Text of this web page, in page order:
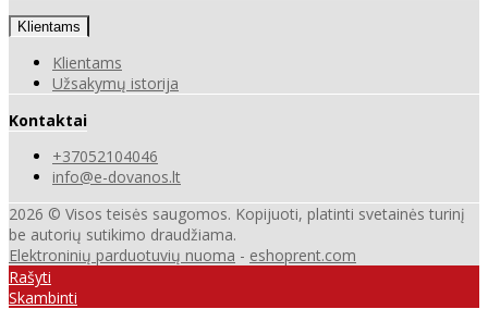
Klientams
Klientams
Užsakymų istorija
Kontaktai
+37052104046
info@e-dovanos.lt
2026 © Visos teisės saugomos. Kopijuoti, platinti svetainės turinį
be autorių sutikimo draudžiama.
Elektroninių parduotuvių nuoma - eshoprent.com
Rašyti
Skambinti